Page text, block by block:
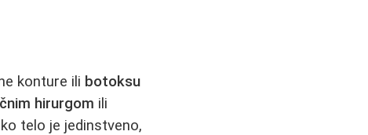
konture ili botoksu
hirurgom ili
telo je jedinstveno,